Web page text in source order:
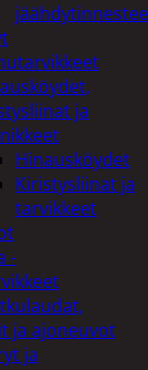
ja
Hinausköydet
Kiristysliinat ja
tarvikkeet
-
ja ajoneuvot
ja